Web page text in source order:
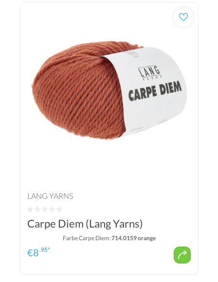
LANG YARNS
Carpe Diem (Lang Yarns)
Farbe Carpe Diem:714.0159 orange
€8.95*